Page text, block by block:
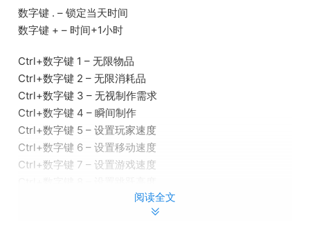
数字键 . – 锁定当天时间
数字键 + – 时间+1小时
Ctrl+数字键 1 – 无限物品
Ctrl+数字键 2 – 无限消耗品
Ctrl+数字键 3 – 无视制作需求
Ctrl+数字键 4 – 瞬间制作
Ctrl+数字键 5 – 设置玩家速度
Ctrl+数字键 6 – 设置移动速度
Ctrl+数字键 7 – 设置游戏速度
Ctrl+数字键 9 – 无摔落伤害阅读全文